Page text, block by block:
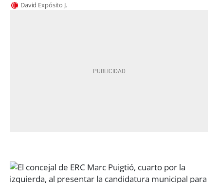
David Expósito J.